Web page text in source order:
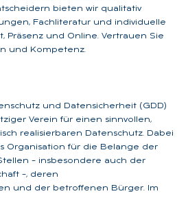
bieten wir qualitativ
Fachliteratur und individuelle
Präsenz und Online. Vertrauen Sie
und Kompetenz.
und Datensicherheit (GDD)
Verein für einen sinnvollen,
realisierbaren Datenschutz. Dabei
Organisation für die Belange der
– insbesondere auch der
–, deren
und der betroffenen Bürger. Im